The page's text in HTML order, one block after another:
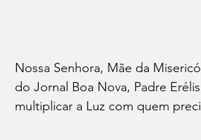
Nossa Senhora, Mãe da
do Jornal Boa Nova, Padre
multiplicar a Luz com quem